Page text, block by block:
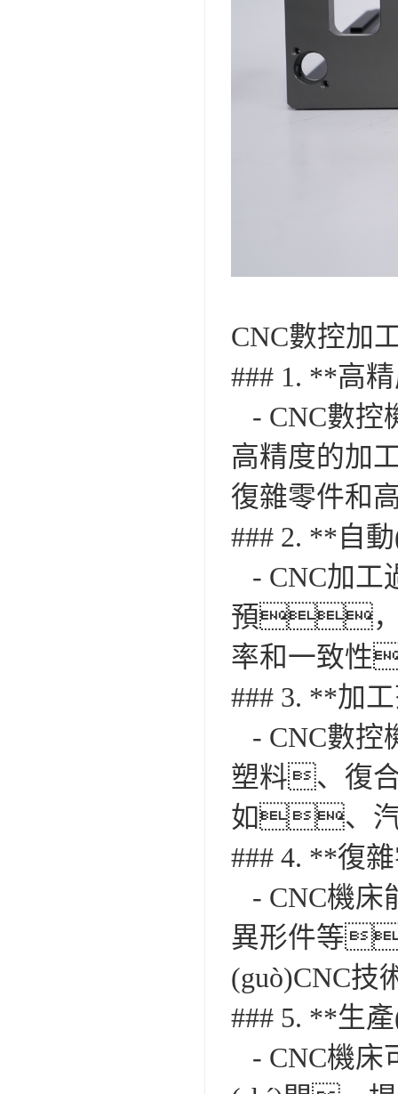
CNC數控加
### 1. **高
- CNC數控
高精度的
復雜零件和
### 2. **自
- CNC加工
預，
率和一致
### 3. **加
- CNC數
塑料、復
如、
### 4. **復
- CNC機
異形件等
(guò)CNC技
### 5. **生
- CNC機